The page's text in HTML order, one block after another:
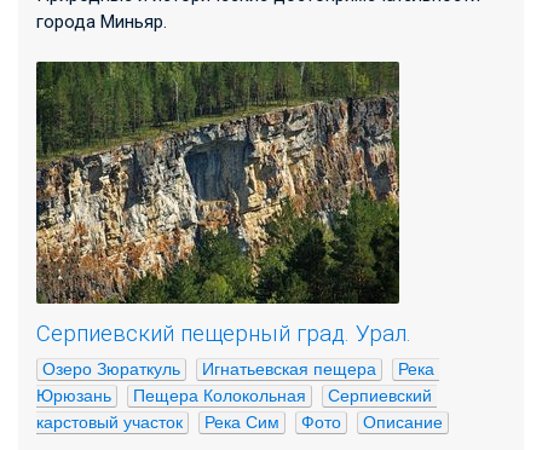
города Миньяр.
Серпиевский пещерный град. Урал.
Озеро Зюраткуль Игнатьевская пещера
Река
Юрюзань
Пещера Колокольная
Серпиевский
карстовый участок
Река Сим Фото Описание